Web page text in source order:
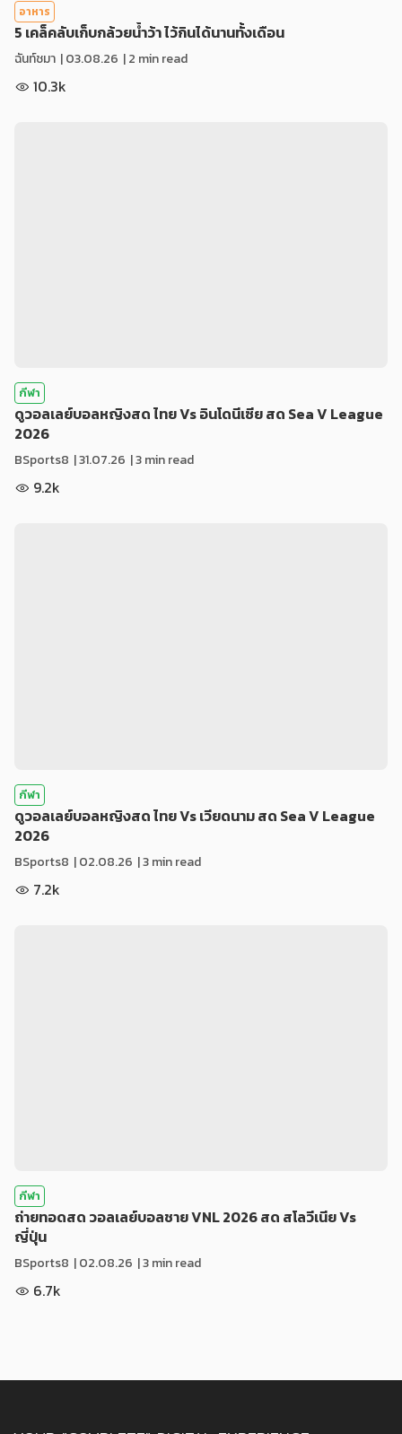
อาหาร
5 เคล็คลับเก็บกล้วยน้ำว้า ไว้กินได้นานทั้งเดือน
ฉันท์ชมา |03.08.26 | 2 min read
10.3k
กีฬา
ดูวอลเลย์บอลหญิงสด ไทย Vs อินโดนีเซีย สด Sea V League
2026
BSports8 |31.07.26 | 3 min read
9.2k
กีฬา
ดูวอลเลย์บอลหญิงสด ไทย Vs เวียดนาม สด Sea V League
2026
BSports8 |02.08.26 | 3 min read
7.2k
กีฬา
ถ่ายทอดสด วอลเลย์บอลชาย VNL 2026 สด สโลวีเนีย Vs
ญี่ปุ่น
BSports8 |02.08.26 | 3 min read
6.7k